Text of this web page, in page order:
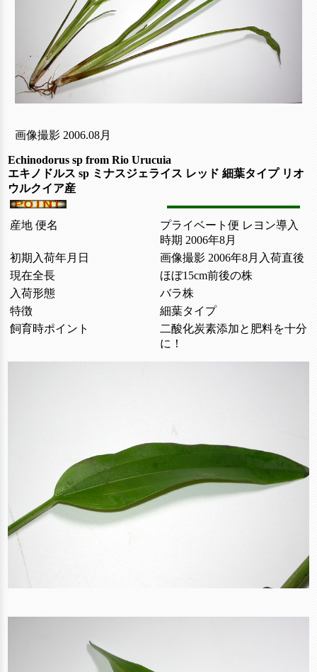
画像撮影 2006.08月
Echinodorus sp from Rio Urucuia
エキノドルス sp ミナスジェライス レッド 細葉タイプ リオ
ウルクイア産
産地 便名
プライベート便 レヨン導入
時期 2006年8月
初期入荷年月日
画像撮影 2006年8月入荷直後
現在全長
ほぼ15cm前後の株
入荷形態
バラ株
特徴
細葉タイプ
飼育時ポイント
二酸化炭素添加と肥料を十分
に！